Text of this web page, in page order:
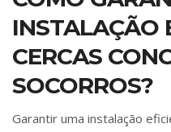
INSTALAÇÃO
CERCAS
SOCORROS?
Garantir uma instalação